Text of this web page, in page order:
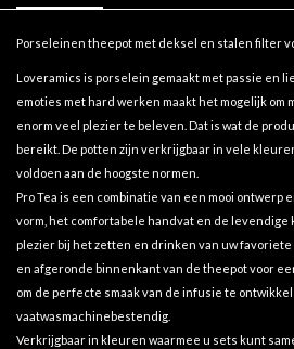
Porseleinen theepot met deksel en stalen filter
Loveramics is porselein gemaakt met passie en
emoties met hard werken maakt het mogelijk
enorm veel plezier te beleven. Dat is wat de
bereikt. De potten zijn verkrijgbaar in vele
voldoen aan de hoogste normen.
Pro Tea is een combinatie van een mooi
vorm, het comfortabele handvat en de levendige
plezier bij het zetten en drinken van uw
en afgeronde binnenkant van de theepot voor
om de perfecte smaak van de infusie te
vaatwasmachinebestendig.
Verkrijgbaar in kleuren waarmee u sets kunt